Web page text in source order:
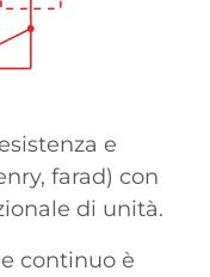
e
farad) con
di unità.
continuo è